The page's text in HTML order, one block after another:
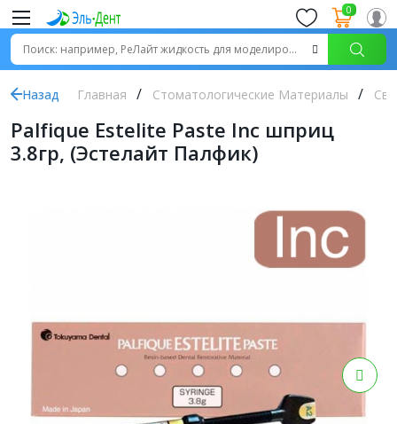
0
Назад Главная Стоматологические Материалы
Palfique Estelite Paste Inc шприц
3.8гр, (Эстелайт Палфик)